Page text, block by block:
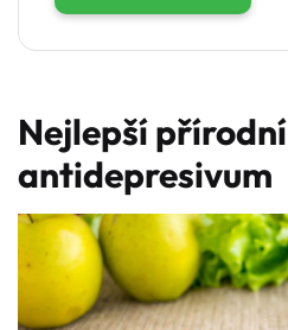
Nejlepší přírodní
antidepresivum